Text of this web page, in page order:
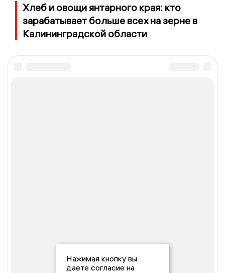
Хлеб и овощи янтарного края: кто
зарабатывает больше всех на зерне в
Калининградской области
Нажимая кнопку вы
даете согласие на